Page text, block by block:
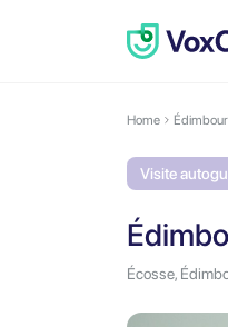
Home
Visite
Écosse,